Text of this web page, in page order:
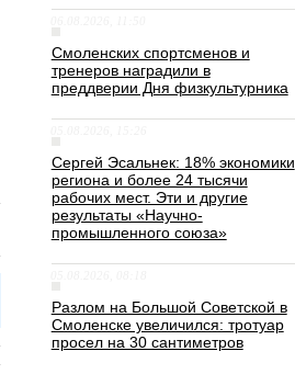
Смоленских спортсменов и
тренеров наградили в
преддверии Дня физкультурника
Сергей Эсальнек: 18% экономики
региона и более 24 тысячи
рабочих мест. Эти и другие
результаты «Научно-
промышленного союза»
Разлом на Большой Советской в
Смоленске увеличился: тротуар
просел на 30 сантиметров